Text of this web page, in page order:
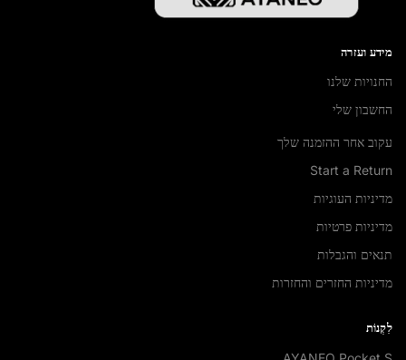
מידע ועזרה
החנויות שלנו
החשבון שלי
עקוב אחר ההזמנה שלך
Start a Return
מדיניות העוגיות
מדיניות פרטיות
תנאים והגבלות
מדיניות החזרים והחזרות
לִקְנוֹת